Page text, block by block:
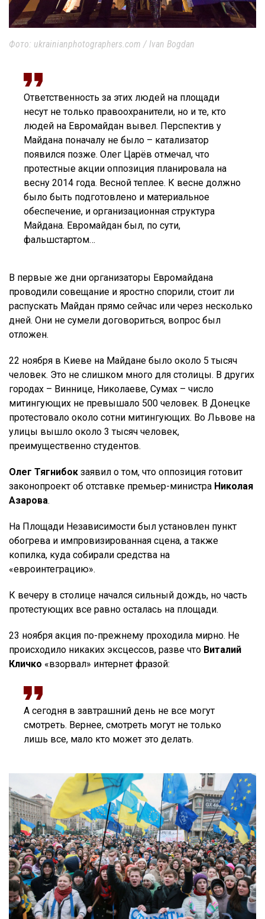
Фото: ukrainianphotographers.com / Ivan Bogdan
Ответственность за этих людей на площади
несут не только правоохранители, но и те, кто
людей на Евромайдан вывел. Перспектив у
Майдана поначалу не было – катализатор
появился позже. Олег Царёв отмечал, что
протестные акции оппозиция планировала на
весну 2014 года. Весной теплее. К весне должно
было быть подготовлено и материальное
обеспечение, и организационная структура
Майдана. Евромайдан был, по сути,
фальшстартом…
В первые же дни организаторы Евромайдана
проводили совещание и яростно спорили, стоит ли
распускать Майдан прямо сейчас или через несколько
дней. Они не сумели договориться, вопрос был
отложен.
22 ноября в Киеве на Майдане было около 5 тысяч
человек. Это не слишком много для столицы. В других
городах – Виннице, Николаеве, Сумах – число
митингующих не превышало 500 человек. В Донецке
протестовало около сотни митингующих. Во Львове на
улицы вышло около 3 тысяч человек,
преимущественно студентов.
Олег Тягнибок заявил о том, что оппозиция готовит
законопроект об отставке премьер-министра Николая
Азарова.
На Площади Независимости был установлен пункт
обогрева и импровизированная сцена, а также
копилка, куда собирали средства на
«евроинтеграцию».
К вечеру в столице начался сильный дождь, но часть
протестующих все равно осталась на площади.
23 ноября акция по-прежнему проходила мирно. Не
происходило никаких эксцессов, разве что Виталий
Кличко «взорвал» интернет фразой:
А сегодня в завтрашний день не все могут
смотреть. Вернее, смотреть могут не только
лишь все, мало кто может это делать.